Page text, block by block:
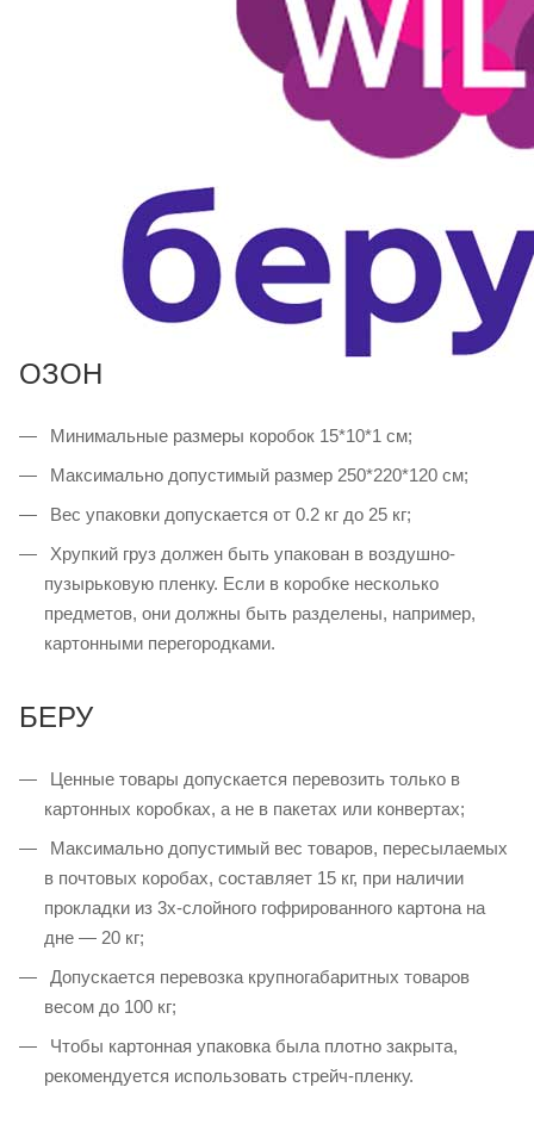
ОЗОН
Минимальные размеры коробок 15*10*1 см;
Максимально допустимый размер 250*220*120 см;
Вес упаковки допускается от 0.2 кг до 25 кг;
Хрупкий груз должен быть упакован в воздушно-
пузырьковую пленку. Если в коробке несколько
предметов, они должны быть разделены, например,
картонными перегородками.
БЕРУ
Ценные товары допускается перевозить только в
картонных коробках, а не в пакетах или конвертах;
Максимально допустимый вес товаров, пересылаемых
в почтовых коробах, составляет 15 кг, при наличии
прокладки из 3х-слойного гофрированного картона на
дне — 20 кг;
Допускается перевозка крупногабаритных товаров
весом до 100 кг;
Чтобы картонная упаковка была плотно закрыта,
рекомендуется использовать стрейч-пленку.